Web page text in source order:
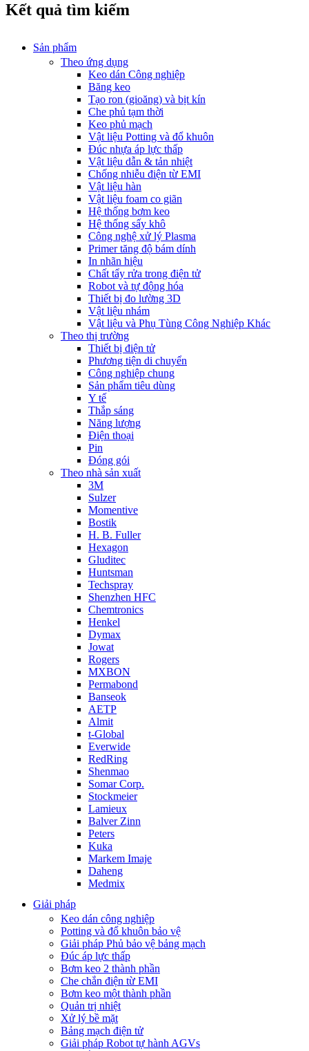
Kết quả tìm kiếm
Sản phẩm
Theo ứng dụng
Keo dán Công nghiệp
Băng keo
Tạo ron (gioăng) và bịt kín
Che phủ tạm thời
Keo phủ mạch
Vật liệu Potting và đổ khuôn
Đúc nhựa áp lực thấp
Vật liệu dẫn & tản nhiệt
Chống nhiễu điện từ EMI
Vật liệu hàn
Vật liệu foam co giãn
Hệ thống bơm keo
Hệ thống sấy khô
Công nghệ xử lý Plasma
Primer tăng độ bám dính
In nhãn hiệu
Chất tẩy rửa trong điện tử
Robot và tự động hóa
Thiết bị đo lường 3D
Vật liệu nhám
Vật liệu và Phụ Tùng Công Nghiệp Khác
Theo thị trường
Thiết bị điện tử
Phương tiện di chuyển
Công nghiệp chung
Sản phẩm tiêu dùng
Y tế
Thắp sáng
Năng lượng
Điện thoại
Pin
Đóng gói
Theo nhà sản xuất
3M
Sulzer
Momentive
Bostik
H. B. Fuller
Hexagon
Gluditec
Huntsman
Techspray
Shenzhen HFC
Chemtronics
Henkel
Dymax
Jowat
Rogers
MXBON
Permabond
Banseok
AETP
Almit
t-Global
Everwide
RedRing
Shenmao
Somar Corp.
Stockmeier
Lamieux
Balver Zinn
Peters
Kuka
Markem Imaje
Daheng
Medmix
Giải pháp
Keo dán công nghiệp
Potting và đổ khuôn bảo vệ
Giải pháp Phủ bảo vệ bảng mạch
Đúc áp lực thấp
Bơm keo 2 thành phần
Che chắn điện từ EMI
Bơm keo một thành phần
Quản trị nhiệt
Xử lý bề mặt
Bảng mạch điện tử
Giải pháp Robot tự hành AGVs